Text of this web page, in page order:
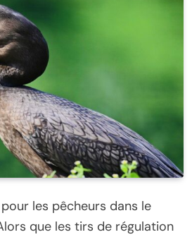
les pêcheurs dans le
que les tirs de régulation